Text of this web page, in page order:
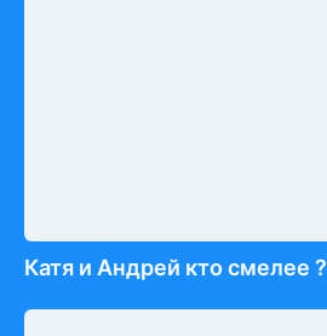
Катя и Андрей кто смелее ?